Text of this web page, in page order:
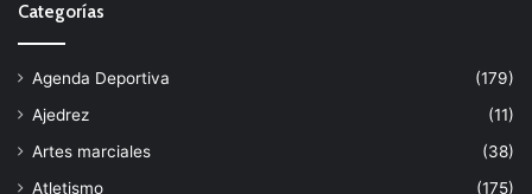
Categorías
Agenda Deportiva
(179)
Ajedrez
(11)
Artes marciales
(38)
Atletismo
(175)